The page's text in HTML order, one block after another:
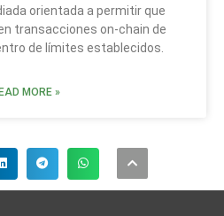
orientada a permitir que
transacciones on-chain de
de límites establecidos.
MORE »